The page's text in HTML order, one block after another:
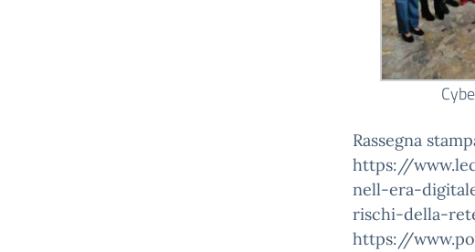
Rassegna
https://
nell-era-
rischi-della-
https://